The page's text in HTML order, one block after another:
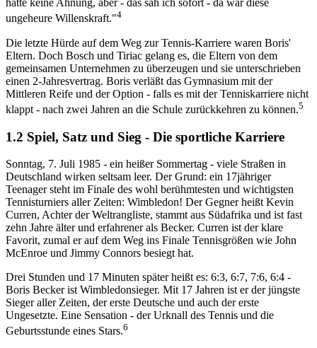
hatte keine Ahnung, aber - das sah ich sofort - da war diese
ungeheure Willenskraft."4
Die letzte Hürde auf dem Weg zur Tennis-Karriere waren Boris'
Eltern. Doch Bosch und Tiriac gelang es, die Eltern von dem
gemeinsamen Unternehmen zu überzeugen und sie unterschrieben
einen 2-Jahresvertrag. Boris verläßt das Gymnasium mit der
Mittleren Reife und der Option - falls es mit der Tenniskarriere nicht
klappt - nach zwei Jahren an die Schule zurückkehren zu können.5
1.2 Spiel, Satz und Sieg - Die sportliche Karriere
Sonntag, 7. Juli 1985 - ein heißer Sommertag - viele Straßen in
Deutschland wirken seltsam leer. Der Grund: ein 17jähriger
Teenager steht im Finale des wohl berühmtesten und wichtigsten
Tennisturniers aller Zeiten: Wimbledon! Der Gegner heißt Kevin
Curren, Achter der Weltrangliste, stammt aus Südafrika und ist fast
zehn Jahre älter und erfahrener als Becker. Curren ist der klare
Favorit, zumal er auf dem Weg ins Finale Tennisgrößen wie John
McEnroe und Jimmy Connors besiegt hat.
Drei Stunden und 17 Minuten später heißt es: 6:3, 6:7, 7:6, 6:4 -
Boris Becker ist Wimbledonsieger. Mit 17 Jahren ist er der jüngste
Sieger aller Zeiten, der erste Deutsche und auch der erste
Ungesetzte. Eine Sensation - der Urknall des Tennis und die
Geburtsstunde eines Stars.6